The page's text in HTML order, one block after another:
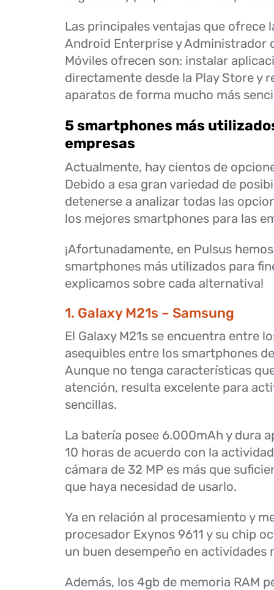
Las principales ventajas que ofrece
Android Enterprise y Administrador
Móviles ofrecen son: instalar
directamente desde la Play Store y
aparatos de forma mucho más
5 smartphones más
empresas
Actualmente, hay cientos de
Debido a esa gran variedad de
detenerse a analizar todas las
los mejores smartphones para las
¡Afortunadamente, en Pulsus
smartphones más utilizados para
explicamos sobre cada alternativa!
1. Galaxy M21s – Samsung
El Galaxy M21s se encuentra entre
asequibles entre los smartphones
Aunque no tenga características
atención, resulta excelente para
sencillas.
La batería posee 6.000mAh y dura
10 horas de acuerdo con la
cámara de 32 MP es más que
que haya necesidad de usarlo.
Ya en relación al procesamiento y
procesador Exynos 9611 y su chip
un buen desempeño en actividades
Además, los 4gb de memoria RAM